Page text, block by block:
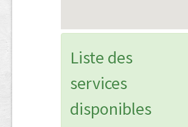
Liste des
services
disponibles